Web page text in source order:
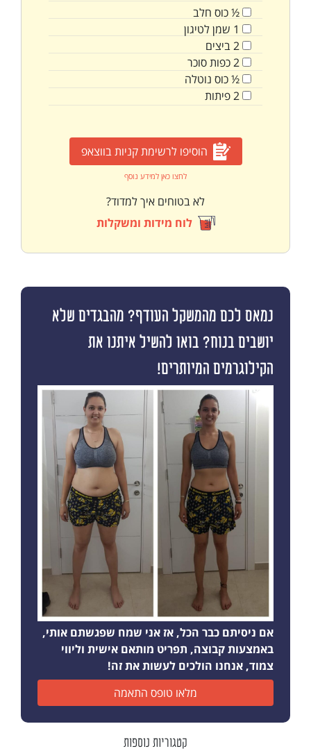
½כוס חלב
1 שמן לטיגון
2ביצים
2כפותסוכר
½כוס נוטלה
2פיתות
הוסיפו לרשימת קניות בווצאפ
לחצו כאן למידע נוסף
לא בטוחים איך למדוד?
לוח מידות ומשקלות
נמאס לכם מהמשקל העודף? מהבגדים שלא
יושבים בנוח? בואו להשיל איתנו את
הקילוגרמים המיותרים!
אם ניסיתם כבר הכל, אז אני שמח שפגשתם אותי,
באמצעות קבוצה, תפריט מותאם אישית וליווי
צמוד, אנחנו הולכים לעשות את זה!
מלאו טופס התאמה
קטגוריות נוספות